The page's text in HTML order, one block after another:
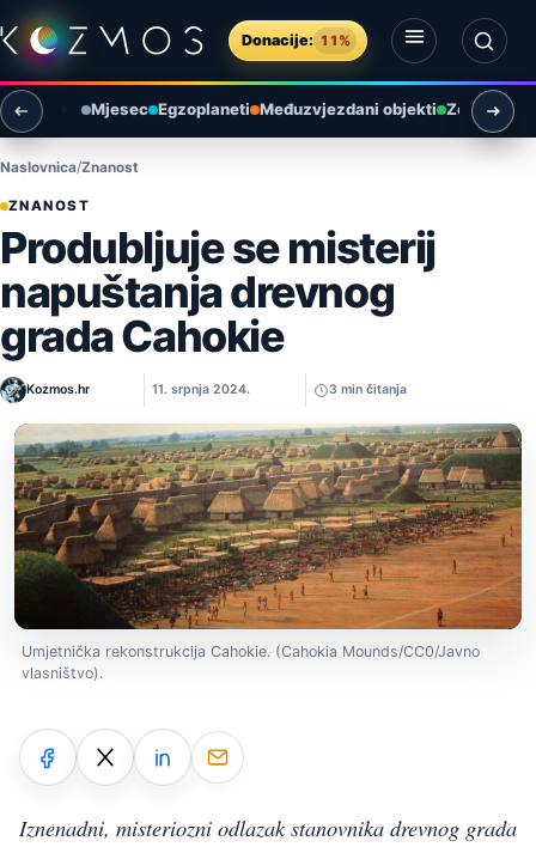
Preskoči na sadržaj
Donacije: 11%
Otvori izbornik
Otvori pretragu
Mjesec Egzoplaneti Međuzvjezdani objekti Zemlja i
Naslovnica Znanost
ZNANOST
Produbljuje se misterij
napuštanja drevnog
grada Cahokie
Kozmos.hr 11. srpnja 2024. 3 min čitanja
Umjetnička rekonstrukcija Cahokie. (Cahokia Mounds/CC0/Javno
vlasništvo).
Iznenadni, misteriozni odlazak stanovnika drevnog grada